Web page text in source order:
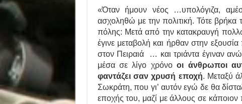
«Όταν ήμουν νέος …υπολόγιζα,
ασχοληθώ με την πολιτική. Τότε βρήκα
πόλης: Μετά από την κατακραυγή
έγινε μεταβολή και ήρθαν στην
στον Πειραιά … και τριάντα έγιναν
μέσα σε λίγο χρόνοοι άνθρωποι
φαντάζει σαν χρυσή εποχή. Μεταξύ
Σωκράτη, που γι’ αυτόν εγώ δε θα
εποχής του, μαζί με άλλους σε κάποιον